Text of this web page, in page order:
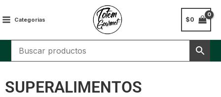
al
contenido
Categorias $0
SUPERALIMENTOS